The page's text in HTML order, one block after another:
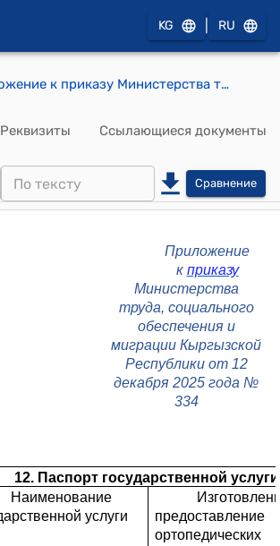
KG RU
Приложение к приказу Министерства труда, социального обеспечения и миграции КР от 12 декабря 2025 года № 334
Реквизиты Ссылающиеся документы
Сравнение